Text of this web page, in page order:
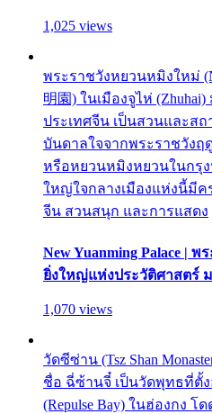
1,025 views
พระราชวังหยวนหมิงใหม่
明園) ในเมืองจูไห่
ประเทศจีน เป็นสวนและส
บันดาลใจจากพระราชวังฤดู
หรือหยวนหมิงหยวนในกรุ
ใหญ่ใจกลางเมืองแห่งนี้มี
จีน สวนสนุก และการแสดง
New Yuanming Palace |
ยิ่งใหญ่แห่งประวัติศาสตร์
1,070 views
วัดซีซ่าน (Tsz Shan
ชื่อ ฉี่ซ้านจี๋ เป็นวัดพุทธที่ตั้
(Repulse Bay) ในฮ่องกง